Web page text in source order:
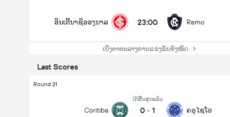
ອິນເຕີີນາຊິອອງນາລ 23:00 Remo
ເບິ່ງຕາຕະລາງການແຂ່ງຂັນທັງໝົດ
Last Scores
Round 21
Coritiba
ໄດ້ສິ້ນສຸດແລ້ວ
0 - 1 ຄຣູໄຊໂຣ